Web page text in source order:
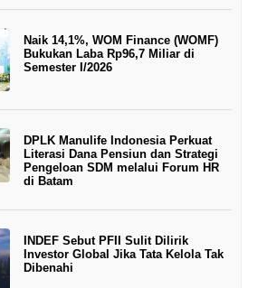
Naik 14,1%, WOM Finance (WOMF)
Bukukan Laba Rp96,7 Miliar di
Semester I/2026
DPLK Manulife Indonesia Perkuat
Literasi Dana Pensiun dan Strategi
Pengeloan SDM melalui Forum HR
di Batam
INDEF Sebut PFII Sulit Dilirik
Investor Global Jika Tata Kelola Tak
Dibenahi